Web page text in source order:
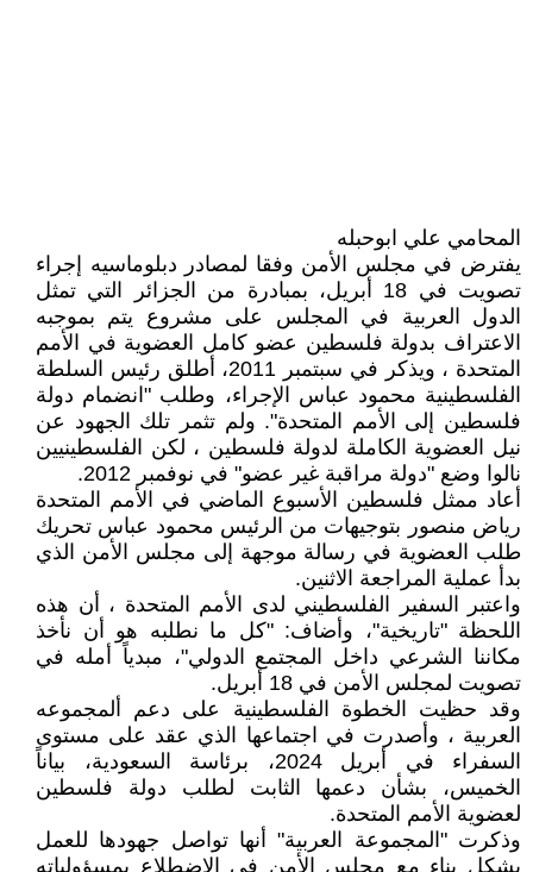
المحامي علي ابوحبله
يفترض في مجلس الأمن وفقا لمصادر دبلوماسيه إجراء
تصويت في 18 أبريل، بمبادرة من الجزائر التي تمثل
الدول العربية في المجلس على مشروع يتم بموجبه
الاعتراف بدولة فلسطين عضو كامل العضوية في الأمم
المتحدة ، ويذكر في سبتمبر 2011، أطلق رئيس السلطة
الفلسطينية محمود عباس الإجراء، وطلب "انضمام دولة
فلسطين إلى الأمم المتحدة". ولم تثمر تلك الجهود عن
نيل العضوية الكاملة لدولة فلسطين ، لكن الفلسطينيين
نالوا وضع "دولة مراقبة غير عضو" في نوفمبر 2012.
أعاد ممثل فلسطين الأسبوع الماضي في الأمم المتحدة
رياض منصور بتوجيهات من الرئيس محمود عباس تحريك
طلب العضوية في رسالة موجهة إلى مجلس الأمن الذي
بدأ عملية المراجعة الاثنين.
واعتبر السفير الفلسطيني لدى الأمم المتحدة ، أن هذه
اللحظة "تاريخية"، وأضاف: "كل ما نطلبه هو أن نأخذ
مكاننا الشرعي داخل المجتمع الدولي"، مبدياً أمله في
تصويت لمجلس الأمن في 18 أبريل.
وقد حظيت الخطوة الفلسطينية على دعم ألمجموعه
العربية ، وأصدرت في اجتماعها الذي عقد على مستوى
السفراء في أبريل 2024، برئاسة السعودية، بياناً
الخميس، بشأن دعمها الثابت لطلب دولة فلسطين
لعضوية الأمم المتحدة.
وذكرت "المجموعة العربية" أنها تواصل جهودها للعمل
بشكل بناء مع مجلس الأمن في الاضطلاع بمسؤولياته